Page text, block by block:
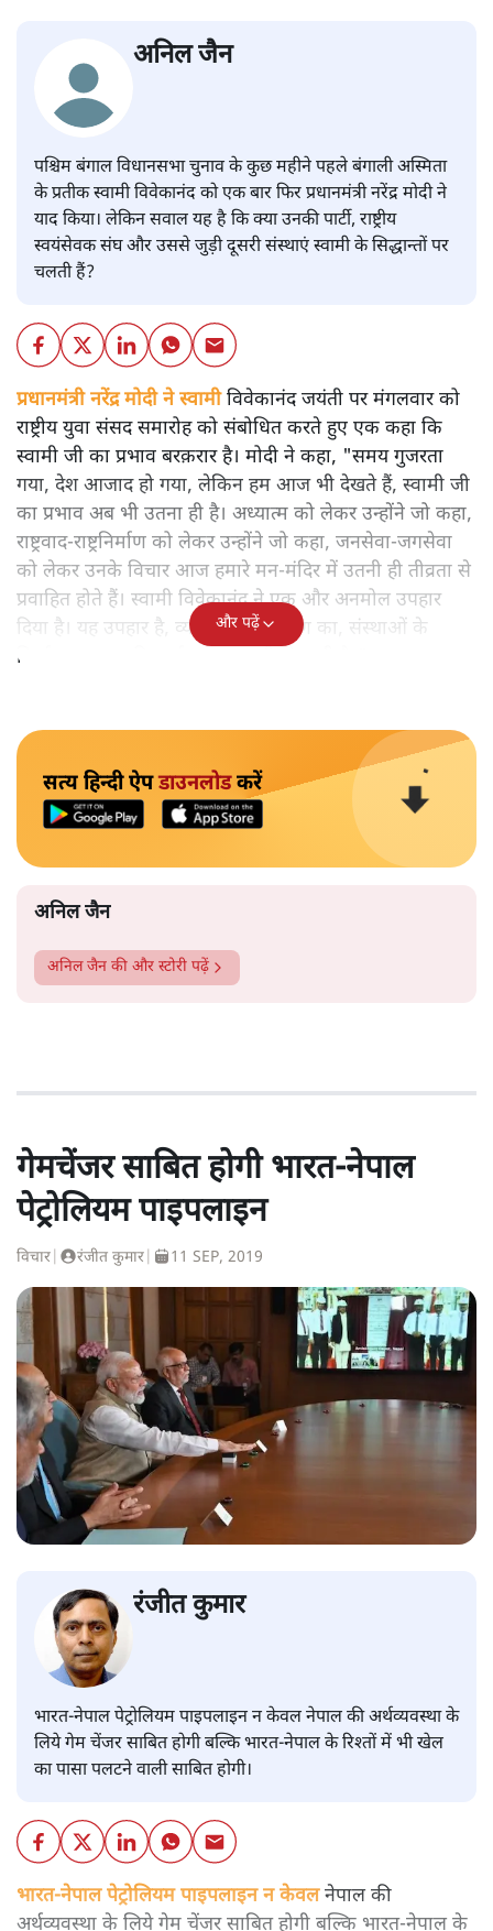
अनिल जैन
पश्चिम बंगाल विधानसभा चुनाव के कुछ महीने पहले बंगाली अस्मिता
के प्रतीक स्वामी विवेकानंद को एक बार फिर प्रधानमंत्री नरेंद्र मोदी ने
याद किया। लेकिन सवाल यह है कि क्या उनकी पार्टी, राष्ट्रीय
स्वयंसेवक संघ और उससे जुड़ी दूसरी संस्थाएं स्वामी के सिद्धान्तों पर
चलती हैं?
प्रधानमंत्री नरेंद्र मोदी ने स्वामीविवेकानंद जयंती पर मंगलवार को
राष्ट्रीय युवा संसद समारोह को संबोधित करते हुए एक कहा कि
स्वामी जी का प्रभाव बरक़रार है। मोदी ने कहा, "समय गुजरता
गया, देश आजाद हो गया, लेकिन हम आज भी देखते हैं, स्वामी जी
का प्रभाव अब भी उतना ही है। अध्यात्म को लेकर उन्होंने जो कहा,
राष्ट्रवाद-राष्ट्रनिर्माण को लेकर उन्होंने जो कहा, जनसेवा-जगसेवा
को लेकर उनके विचार आज हमारे मन-मंदिर में उतनी ही तीव्रता से
प्रवाहित होते हैं। स्वामी विवेकानंद ने एक और अनमोल उपहार
दिया है। यह उपहार है, व्यक्तियों के निर्माण का, संस्थाओं के
निर्माण का। इसकी चर्चा बहुत कम ही हो पाती है।"
और पढ़ें
सत्य हिन्दी ऐपडाउनलोडकरें
अनिल जैन
अनिल जैन की और स्टोरी पढ़ें
गेमचेंजर साबित होगी भारत-नेपाल
पेट्रोलियम पाइपलाइन
विचार रंजीत कुमार 11 SEP, 2019
रंजीत कुमार
भारत-नेपाल पेट्रोलियम पाइपलाइन न केवल नेपाल की अर्थव्यवस्था के
लिये गेम चेंजर साबित होगी बल्कि भारत-नेपाल के रिश्तों में भी खेल
का पासा पलटने वाली साबित होगी।
भारत-नेपाल पेट्रोलियम पाइपलाइन न केवलनेपाल की
अर्थव्यवस्था के लिये गेम चेंजर साबित होगी बल्कि भारत-नेपाल के